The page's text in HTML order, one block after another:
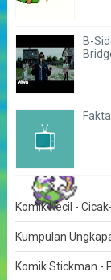
B-
Komik Kecil -
Kumpulan
Komik Stickman -